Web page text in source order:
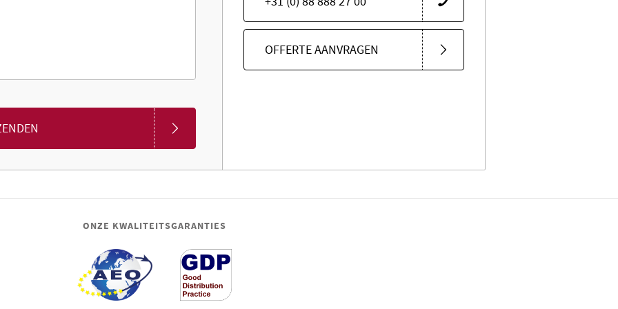
OFFERTE AANVRAGEN
ONZE KWALITEITSGARANTIES